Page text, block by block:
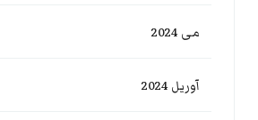
می 2024
آوریل 2024